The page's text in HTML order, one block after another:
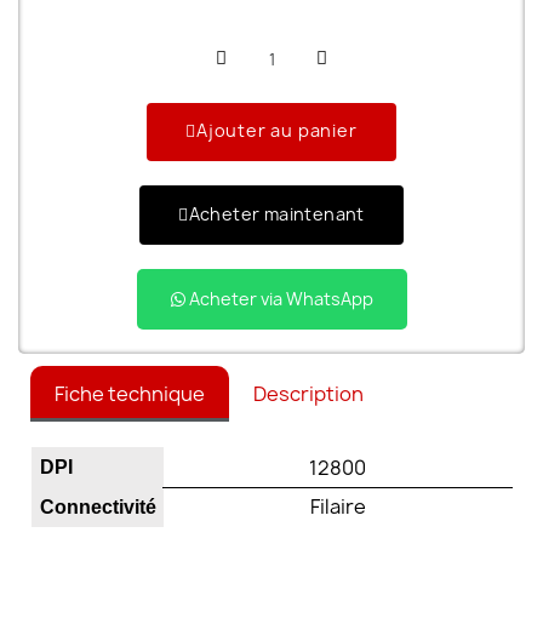
Ajouter au panier
Acheter maintenant
Acheter via WhatsApp
Fiche technique Description
DPI 12800
Connectivité Filaire